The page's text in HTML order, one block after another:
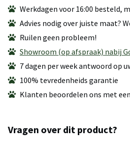
Werkdagen voor 16:00 besteld,
Advies nodig over juiste maat?
Ruilen geen probleem!
Showroom (op afspraak) nabij
7 dagen per week antwoord op
100% tevredenheids garantie
Klanten beoordelen ons met
Vragen over dit product?